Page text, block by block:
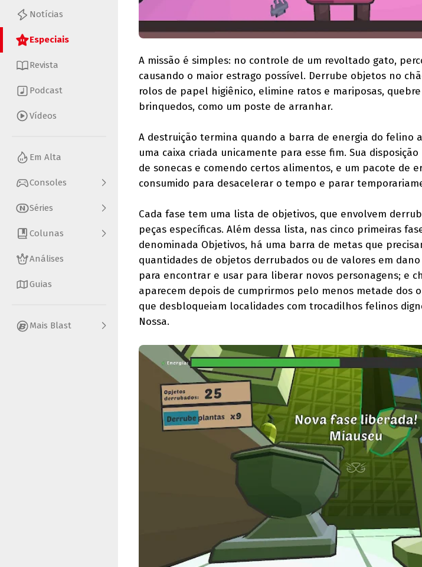
Notícias
Especiais
Revista
Podcast
Vídeos
Em Alta
Consoles
Séries
Colunas
Análises
Guias
Mais Blast
A missão é simples: no controle de um revoltado gato,
causando o maior estrago possível. Derrube objetos no
rolos de papel higiênico, elimine ratos e mariposas,
brinquedos, como um poste de arranhar.
A destruição termina quando a barra de energia do felino
uma caixa criada unicamente para esse fim. Sua
de sonecas e comendo certos alimentos, e um pacote de
consumido para desacelerar o tempo e parar
Cada fase tem uma lista de objetivos, que envolvem
peças específicas. Além dessa lista, nas cinco primeiras
denominada Objetivos, há uma barra de metas que
quantidades de objetos derrubados ou de valores em
para encontrar e usar para liberar novos personagens; e
aparecem depois de cumprirmos pelo menos metade dos
que desbloqueiam localidades com trocadilhos felinos
Nossa.